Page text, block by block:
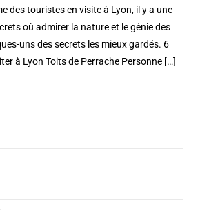
des touristes en visite à Lyon, il y a une
où admirer la nature et le génie des
uns des secrets les mieux gardés. 6
à Lyon Toits de Perrache Personne […]